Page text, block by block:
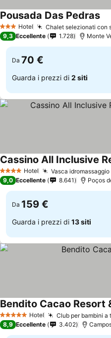
3 StelleHotel Chalet selezionati con
Pousada Das Pedras
9,3 Eccellente 1.728 Monte
Da 70 €
Guarda i prezzi di 2 siti
4 Stelle Hotel Vasca
Cassino All Inclusive
9,0 Eccellente 8.641 Poços
Da 159 €
Guarda i prezzi di 13 siti
5 Stelle Hotel Club per bambini a
Bendito Cacao Resort
8,9 Eccellente 3.402